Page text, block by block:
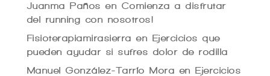
Juanma Paños en Comienza a disfrutar
del running con nosotros!
Fisioterapiamirasierra en Ejercicios que
pueden ayudar si sufres dolor de rodilla
Manuel González-Tarrío Mora enEjercicios